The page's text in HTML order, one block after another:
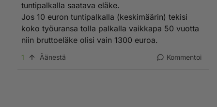
heikkenee ihan systemaattisesti ja nämä ongelmat
estävät uusien isojen yritysten synymisiä.
https://laskurit.tyoelake.fi/fi/elakelaskuri
Tuosta linkistä löytyy eläkelaskuri, laskin juuri että jos
eläkeikään saakka niin hänen eläkkeensä on
1890€/kk.
tuntipalkalla saatava eläke.
Jos 10 euron tuntipalkalla (keskimäärin) tekisi
koko työuransa tolla palkalla vaikkapa 50 vuotta
niin bruttoeläke olisi vain 1300 euroa.
1 Äänestä Kommentoi